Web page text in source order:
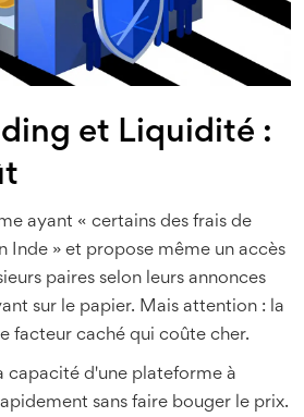
et Liquidité :
ayant « certains des frais de
Inde » et propose même un accès
paires selon leurs annonces
sur le papier. Mais attention : la
facteur caché qui coûte cher.
capacité d'une plateforme à
sans faire bouger le prix.